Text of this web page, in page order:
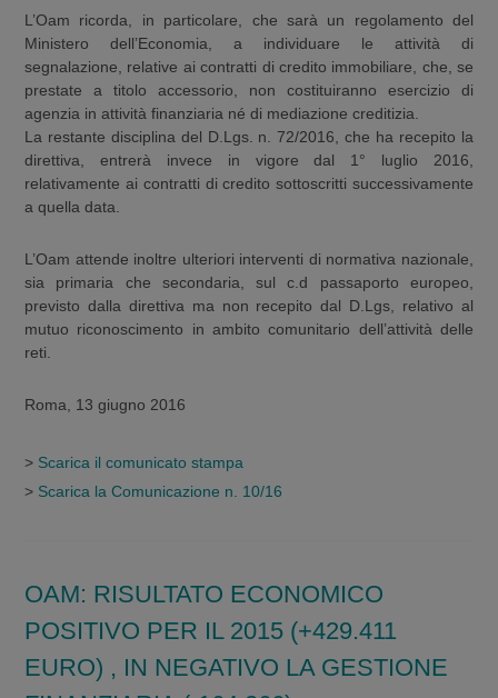
L’Oam ricorda, in particolare, che sarà un regolamento del
Ministero dell’Economia, a individuare le attività di
segnalazione, relative ai contratti di credito immobiliare, che, se
prestate a titolo accessorio, non costituiranno esercizio di
agenzia in attività finanziaria né di mediazione creditizia.
La restante disciplina del D.Lgs. n. 72/2016, che ha recepito la
direttiva, entrerà invece in vigore dal 1° luglio 2016,
relativamente ai contratti di credito sottoscritti successivamente
a quella data.
L’Oam attende inoltre ulteriori interventi di normativa nazionale,
sia primaria che secondaria, sul c.d passaporto europeo,
previsto dalla direttiva ma non recepito dal D.Lgs, relativo al
mutuo riconoscimento in ambito comunitario dell’attività delle
reti.
Roma, 13 giugno 2016
> Scarica il comunicato stampa
> Scarica la Comunicazione n. 10/16
OAM: RISULTATO ECONOMICO
POSITIVO PER IL 2015 (+429.411
EURO) , IN NEGATIVO LA GESTIONE